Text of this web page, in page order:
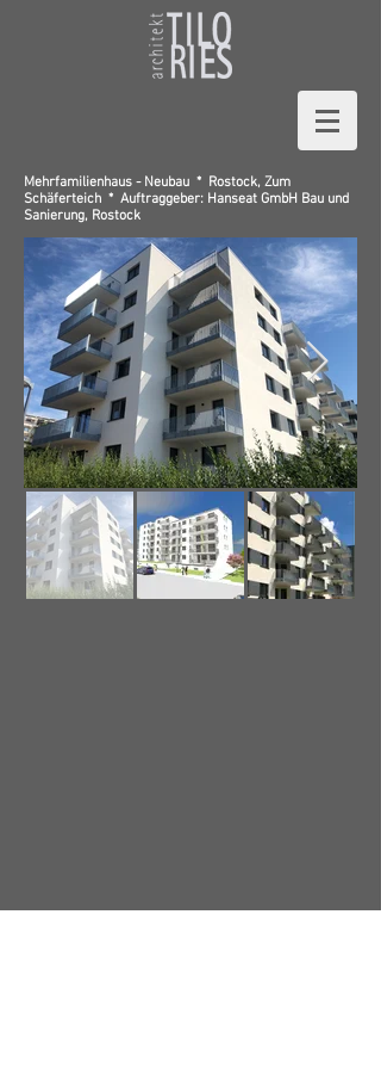
Mehrfamilienhaus - Neubau * Rostock, Zum
Schäferteich * Auftraggeber: Hanseat GmbH Bau und
Sanierung, Rostock